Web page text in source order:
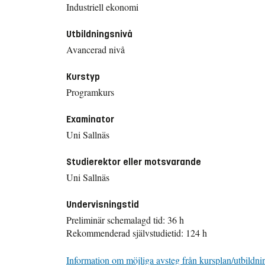
Industriell ekonomi
Utbildningsnivå
Avancerad nivå
Kurstyp
Programkurs
Examinator
Uni Sallnäs
Studierektor eller motsvarande
Uni Sallnäs
Undervisningstid
Preliminär schemalagd tid: 36 h
Rekommenderad självstudietid: 124 h
Information om möjliga avsteg från kursplan/